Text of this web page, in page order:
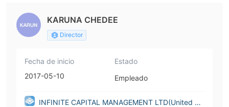
KARUNA CHEDEE
Director
Fecha de inicio
2017-05-10
Estado
Empleado
INFINITE CAPITAL MANAGEMENT LTD(United Ki